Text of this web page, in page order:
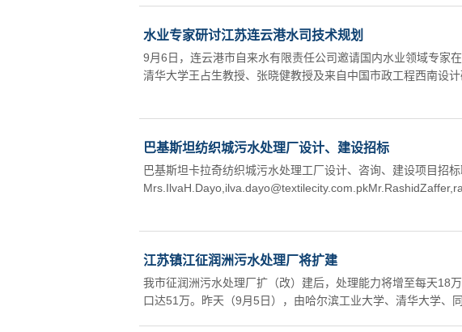
水业专家研讨江苏连云港水司技术规划
9月6日，连云港市自来水有限责任公司邀请国内水业领域专家
清华大学王占生教授、张晓健教授及来自中国市政工程西南设计
巴基斯坦纺织城污水处理厂设计、建设招标
巴基斯坦卡拉奇纺织城污水处理工厂设计、咨询、建设项目招标
江苏镇江征润洲污水处理厂将扩建
我市征润洲污水处理厂扩（改）建后，处理能力将增至每天18
口达51万。昨天（9月5日），由哈尔滨工业大学、清华大学、